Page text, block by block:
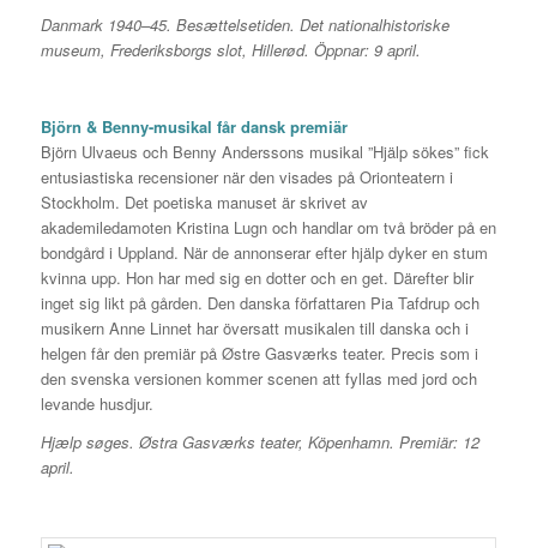
Danmark 1940–45. Besættelsetiden. Det nationalhistoriske
museum, Frederiksborgs slot, Hillerød. Öppnar: 9 april.
Björn & Benny-musikal får dansk premiär
Björn Ulvaeus och Benny Anderssons musikal ”Hjälp sökes” fick
entusiastiska recensioner när den visades på Orionteatern i
Stockholm. Det poetiska manuset är skrivet av
akademiledamoten Kristina Lugn och handlar om två bröder på en
bondgård i Uppland. När de annonserar efter hjälp dyker en stum
kvinna upp. Hon har med sig en dotter och en get. Därefter blir
inget sig likt på gården. Den danska författaren Pia Tafdrup och
musikern Anne Linnet har översatt musikalen till danska och i
helgen får den premiär på Østre Gasværks teater. Precis som i
den svenska versionen kommer scenen att fyllas med jord och
levande husdjur.
Hjælp søges. Østra Gasværks teater, Köpenhamn. Premiär: 12
april.